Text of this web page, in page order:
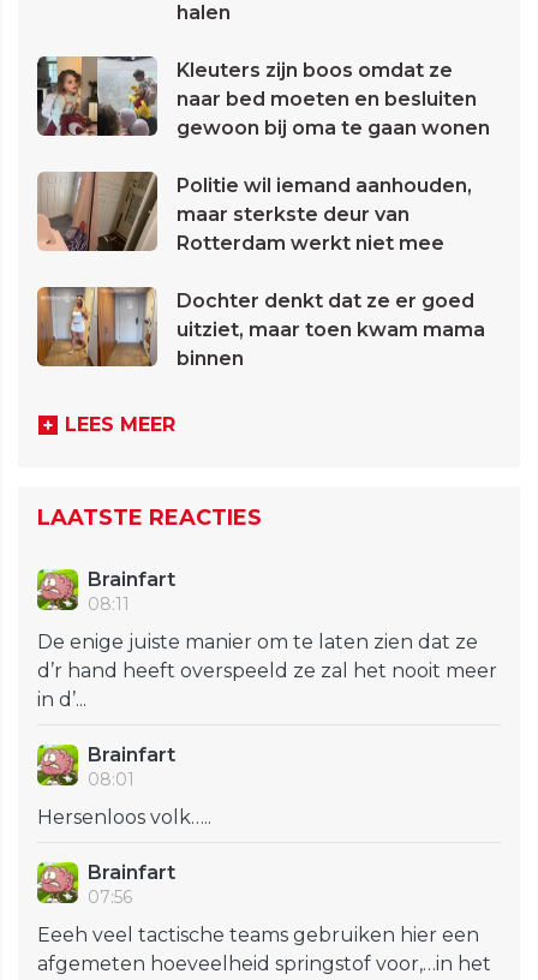
halen
Kleuters zijn boos omdat ze
naar bed moeten en besluiten
gewoon bij oma te gaan wonen
Politie wil iemand aanhouden,
maar sterkste deur van
Rotterdam werkt niet mee
Dochter denkt dat ze er goed
uitziet, maar toen kwam mama
binnen
LEES MEER
LAATSTE REACTIES
Brainfart
08:11
De enige juiste manier om te laten zien dat ze
d’r hand heeft overspeeld ze zal het nooit meer
in d’...
Brainfart
08:01
Hersenloos volk…..
Brainfart
07:56
Eeeh veel tactische teams gebruiken hier een
afgemeten hoeveelheid springstof voor,…in het